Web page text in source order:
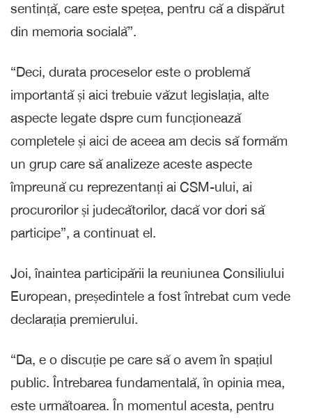
sentință, care este spețea, pentru că a dispărut
din memoria socială”.
“Deci, durata proceselor este o problemă
importantă și aici trebuie văzut legislația, alte
aspecte legate dspre cum funcționează
completele și aici de aceea am decis să formăm
un grup care să analizeze aceste aspecte
împreună cu reprezentanți ai CSM-ului, ai
procurorilor și judecătorilor, dacă vor dori să
participe”, a continuat el.
Joi, înaintea participării la reuniunea Consiliului
European, președintele a fost întrebat cum vede
declarația premierului.
“Da, e o discuție pe care să o avem în spațiul
public. Întrebarea fundamentală, în opinia mea,
este următoarea. În momentul acesta, pentru